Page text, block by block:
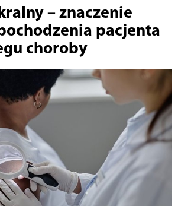
– znaczenie
pacjenta
choroby